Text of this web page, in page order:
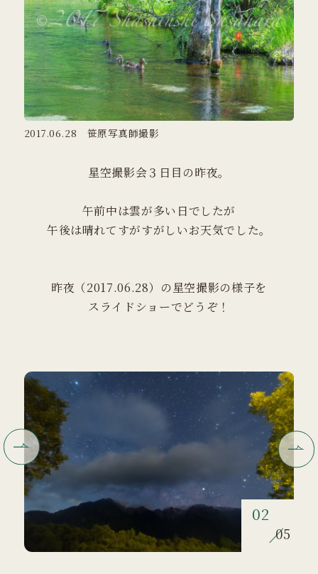
2017.06.28 笹原写真師撮影
星空撮影会３日目の昨夜。
午前中は雲が多い日でしたが
午後は晴れてすがすがしいお天気でした。
昨夜（2017.06.28）の星空撮影の様子を
スライドショーでどうぞ！
02
05